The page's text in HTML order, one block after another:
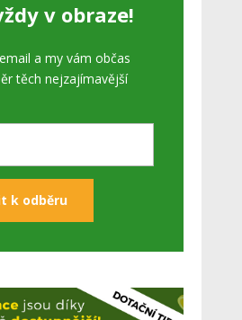
v obraze!
a my vám občas
těch nejzajímavější